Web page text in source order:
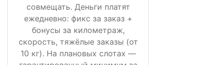
совмещать. Деньги платят
ежедневно: фикс за заказ +
бонусы за километраж,
скорость, тяжёлые заказы (от
10 кг). На плановых слотах —